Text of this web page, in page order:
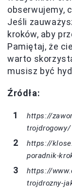
obserwujemy,
Jeśli
kroków, aby
Pamiętaj, że
warto
musisz być
Źródła:
https://
trojdrogowy/
https://
poradnik-
https://
trojdrozny-